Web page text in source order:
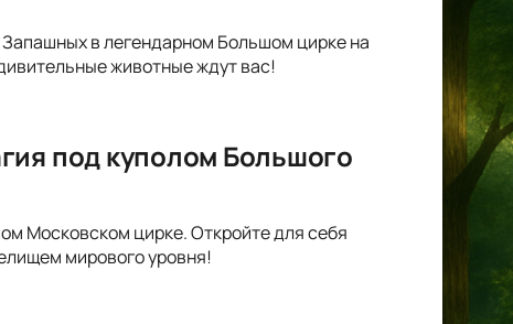
в легендарном Большом цирке на
животные ждут вас!
под куполом Большого
Московском цирке. Откройте для себя
мирового уровня!